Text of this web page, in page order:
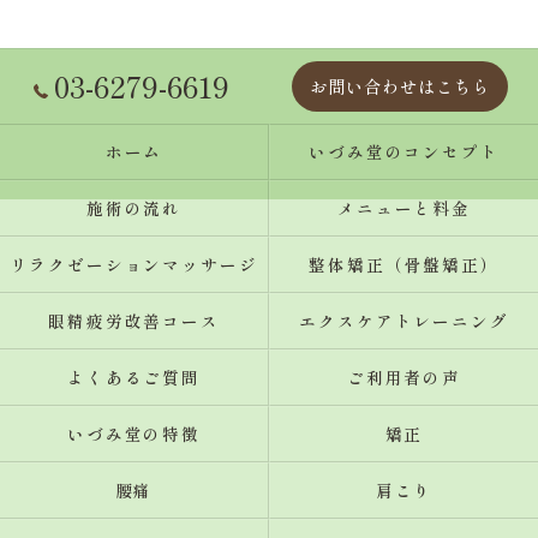
03-6279-6619 お問い合わせはこちら
ホーム いづみ堂のコンセプト
施術の流れ メニューと料金
リラクゼーションマッサージ 整体矯正（骨盤矯正）
眼精疲労改善コース エクスケアトレーニング
よくあるご質問 ご利用者の声
いづみ堂の特徴 矯正
腰痛 肩こり